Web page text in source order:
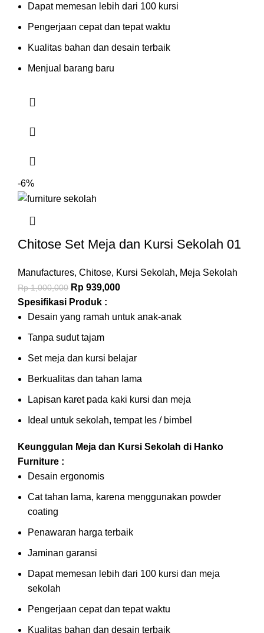
Dapat memesan lebih dari 100 kursi
Pengerjaan cepat dan tepat waktu
Kualitas bahan dan desain terbaik
Menjual barang baru
-6%
Chitose Set Meja dan Kursi Sekolah 01
Manufactures, Chitose, Kursi Sekolah, Meja Sekolah
Rp1,000,000 Rp 939,000
Spesifikasi Produk :
Desain yang ramah untuk anak-anak
Tanpa sudut tajam
Set meja dan kursi belajar
Berkualitas dan tahan lama
Lapisan karet pada kaki kursi dan meja
Ideal untuk sekolah, tempat les / bimbel
Keunggulan Meja dan Kursi Sekolah di Hanko
Furniture :
Desain ergonomis
Cat tahan lama, karena menggunakan powder
coating
Penawaran harga terbaik
Jaminan garansi
Dapat memesan lebih dari 100 kursi dan meja
sekolah
Pengerjaan cepat dan tepat waktu
Kualitas bahan dan desain terbaik